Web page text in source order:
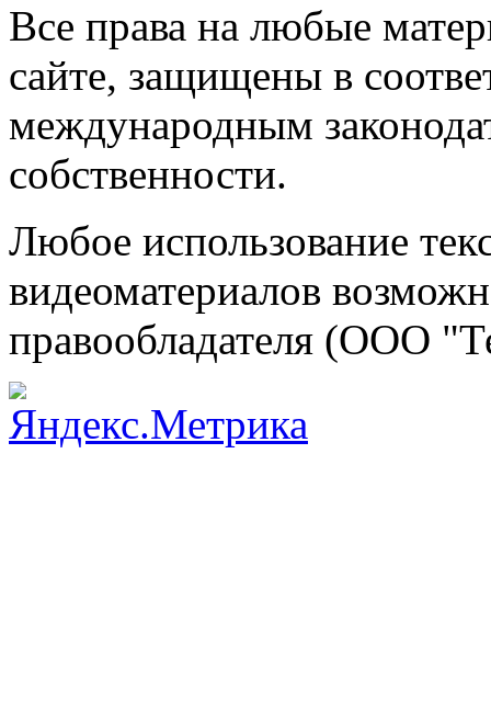
Все права на любые
сайте, защищены в
международным
собственности.
Любое использование
видеоматериалов
правообладателя (ООО